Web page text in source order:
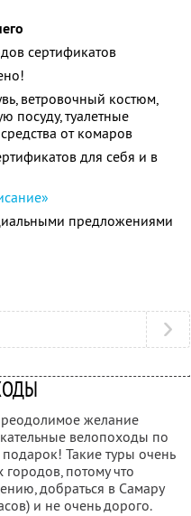
сертификатов
ветровочный костюм,
посуду, туалетные
от комаров
для себя и в
предложениями
желание
велопоходы по
Такие туры очень
потому что
добраться в Самару
и не очень дорого.